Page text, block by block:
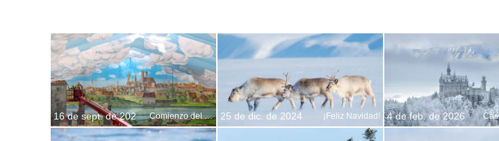
16 de sept. de 202 Comienzo del Oktoberfest 25 de dic. de 2024 ¡Feliz Navidad! 4 de feb. de 2026